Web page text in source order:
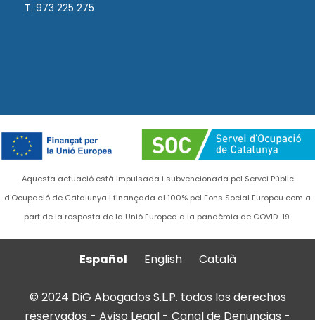
T. 973 225 275
Aquesta actuació està impulsada i subvencionada pel Servei Públic
d'Ocupació de Catalunya i finançada al 100% pel Fons Social Europeu com a
part de la resposta de la Unió Europea a la pandèmia de COVID-19.
Español English Català
© 2024 DiG Abogados S.L.P. todos los derechos
reservados - Aviso Legal - Canal de Denuncias -